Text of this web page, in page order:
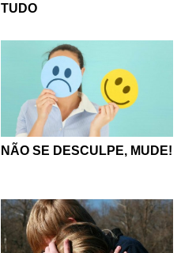
TUDO
NÃO SE DESCULPE, MUDE!